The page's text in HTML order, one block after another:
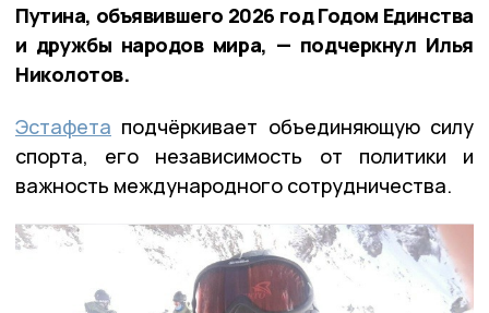
Путина, объявившего 2026 год Годом Единства
и дружбы народов мира, — подчеркнул Илья
Николотов.
Эстафета подчёркивает объединяющую силу
спорта, его независимость от политики и
важность международного сотрудничества.